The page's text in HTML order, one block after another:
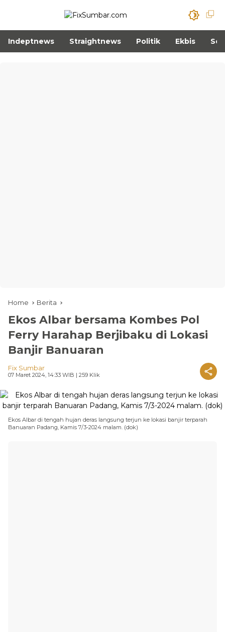
Indeptnews Straightnews Politik Ekbis
Home Berita
Ekos Albar bersama Kombes Pol
Ferry Harahap Berjibaku di Lokasi
Banjir Banuaran
Fix Sumbar
07 Maret 2024, 14:33 WIB | 259 Klik
Ekos Albar di tengah hujan deras langsung terjun ke lokasi banjir terparah
Banuaran Padang, Kamis 7/3-2024 malam. (dok)